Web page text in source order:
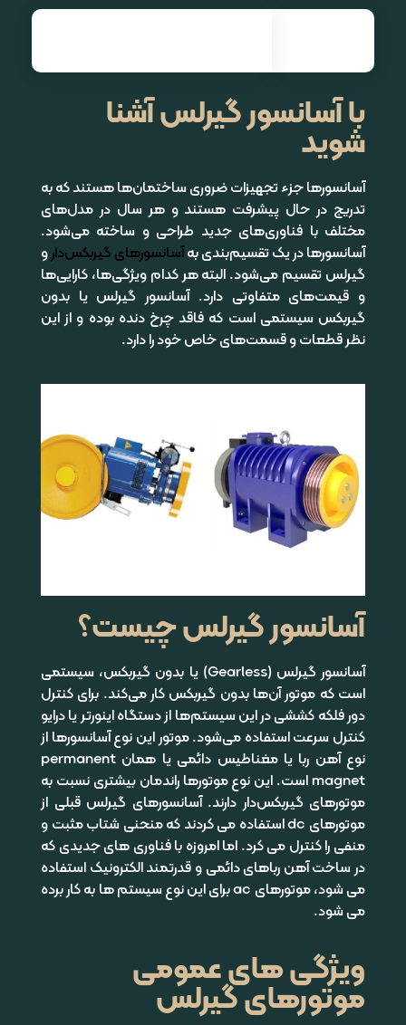
نصب و راه اندازی انواع آسانسور| آرنیک آسانسور
با آسانسور گیرلس آشنا
شوید
آسانسورها جزء تجهیزات ضروری ساختمان‌ها هستند که به
تدریج در حال پیشرفت هستند و هر سال در مدل‌های
مختلف با فناوری‌های جدید طراحی و ساخته می‌شود.
آسانسورها در یک تقسیم‌بندی بهآسانسورهای گیربکس‌دارو
گیرلس تقسیم می‌شود. البته هر کدام ویژگی‌ها، کارایی‌ها
و قیمت‌های متفاوتی دارد. آسانسور گیرلس یا بدون
گیربکس سیستمی است که فاقد چرخ دنده بوده و از این
نظر قطعات و قسمت‌های خاص خود را دارد.
آسانسور گیرلس چیست؟
آسانسور گیرلس (Gearless) یا بدون گیربکس، سیستمی
است که موتور آن‌ها بدون گیربکس کار می‌کند. برای کنترل
دور فلکه کششی در این سیستم‌ها از دستگاه اینورتر یا درایو
کنترل سرعت استفاده می‌شود. موتور این نوع آسانسورها از
نوع آهن ربا یا مغناطیس دائمی یا همان permanent
magnet است. این نوع موتورها راندمان بیشتری نسبت به
موتورهای گیربکس‌دار دارند. آسانسورهای گیرلس قبلی از
موتورهای dc استفاده می کردند که منحنی شتاب مثبت و
منفی را کنترل می کرد. اما امروزه با فناوری های جدیدی که
در ساخت آهن رباهای دائمی و قدرتمند الکترونیک استفاده
می شود، موتورهای ac برای این نوع سیستم ها به کار برده
می شود.
ویژگی های عمومی
موتورهای گیرلس